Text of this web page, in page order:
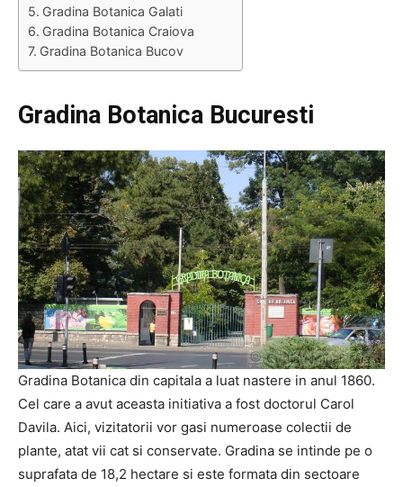
Gradina Botanica Galati
Gradina Botanica Craiova
Gradina Botanica Bucov
Gradina Botanica Bucuresti
Gradina Botanica din capitala a luat nastere in anul 1860.
Cel care a avut aceasta initiativa a fost doctorul Carol
Davila. Aici, vizitatorii vor gasi numeroase colectii de
plante, atat vii cat si conservate. Gradina se intinde pe o
suprafata de 18,2 hectare si este formata din sectoare